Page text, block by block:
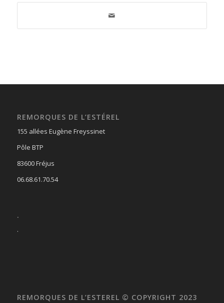
REMORQUES DE L’ESTÉREL
155 allées Eugène Freyssinet
Pôle BTP
83600 Fréjus
06.68.61.70.54
.
.
REMORQUES DE L’ESTEREL © COPYRIGHT 2023